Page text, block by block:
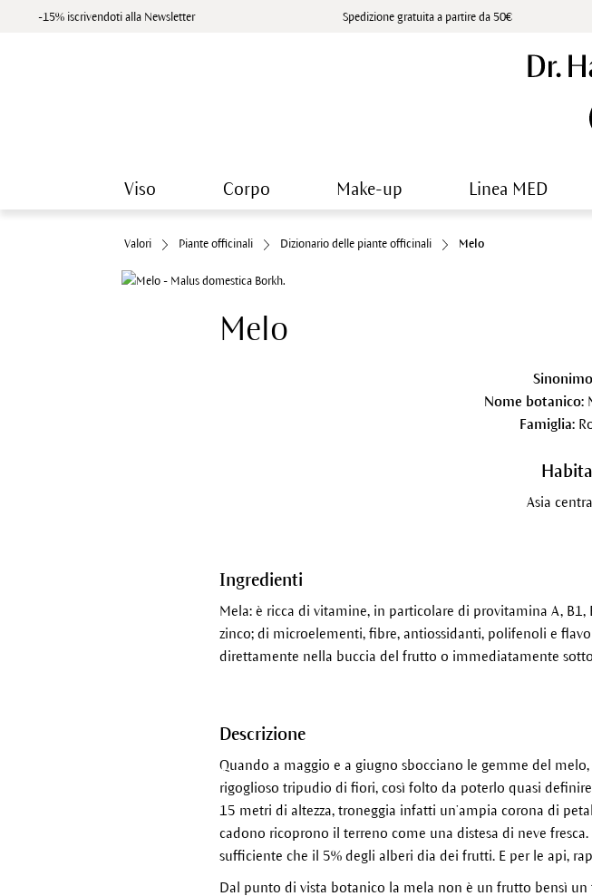
-15% iscrivendoti alla Newsletter Spedizione gratuita a partire da 50€
Viso Corpo Make-up Linea MED
Valori Piante officinali Dizionario delle piante officinali Melo
Melo
Nome botanico:
Famiglia:
Asia
Ingredienti
Mela: è ricca di vitamine, in particolare di provitamina A, B1,
zinco; di microelementi, fibre, antiossidanti, polifenoli e
direttamente nella buccia del frutto o immediatamente
Descrizione
Quando a maggio e a giugno sbocciano le gemme del
rigoglioso tripudio di fiori, così folto da poterlo quasi
15 metri di altezza, troneggia infatti un’ampia corona di
cadono ricoprono il terreno come una distesa di neve
sufficiente che il 5% degli alberi dia dei frutti. E per le api,
Dal punto di vista botanico la mela non è un frutto bensì